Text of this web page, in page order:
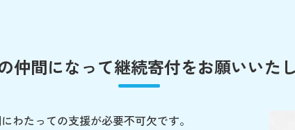
仲間になって継続寄付をお願いいた
わたっての支援が必要不可欠です。